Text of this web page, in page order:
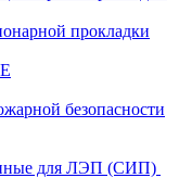
прокладки
безопасности
для ЛЭП (СИП)